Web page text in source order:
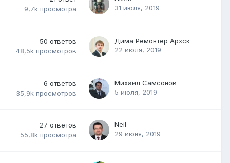
9,7k просмотра
31 июля, 2019
50 ответов
48,5k просмотров
Дима Ремонтёр Архск
22 июля, 2019
6 ответов
35,9k просмотров
Михаил Самсонов
5 июля, 2019
27 ответов
55,8k просмотра
Neil
29 июня, 2019